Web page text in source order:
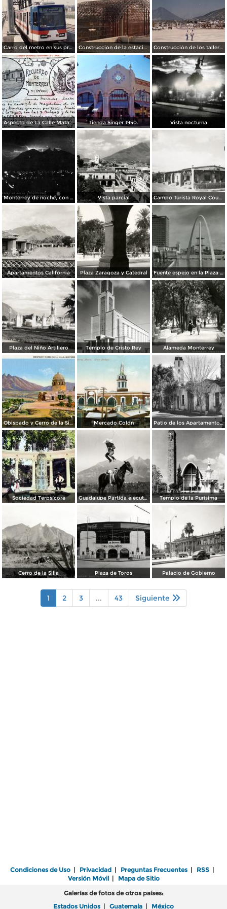
Carro del metro en sus primeras pruebas durante 1990 Construccion de la estacion cuauhtemoc Construcción de los talleres del metro
Aspecto de La Calle Matamoros ( Circulada el 8 de Abril de 1912 ). Tienda Singer 1950. Vista nocturna
Monterrey de noche, con tempestad Vista parcial Campo Turista Royal Courts
Apartamentos California Plaza Zaragoza y Catedral Fuente espejo en la Plaza Zaragoza
Plaza del Niño Artillero Templo de Cristo Rey Alameda Monterrey
Obispado y Cerro de la Silla Mercado Colón Patio de los Apartamentos Regina
Sociedad Terpsícore Guadalupe Partida ejecutando una charrería con lazo Templo de la Purísima
Cerro de la Silla Plaza de Toros Palacio de Gobierno
1 2 3 ... 43 Siguiente
Condiciones de Uso | Privacidad | Preguntas Frecuentes | RSS |
Versión Móvil| Mapa de Sitio
Galerías de fotos de otros países:
Estados Unidos | Guatemala | México